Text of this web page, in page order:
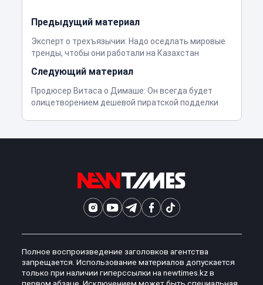
Предыдущий материал
Эксперт о трехъязычии: Надо оседлать мировые
тренды, чтобы они работали на Казахстан
Следующий материал
Продюсер Витаса о Димаше: Он всегда будет
олицетворением дешевой пиратской подделки
Полное воспроизведение заголовков агентства
запрещается. Использование материалов допускается
только при наличии гиперссылки на newtimes.kz в